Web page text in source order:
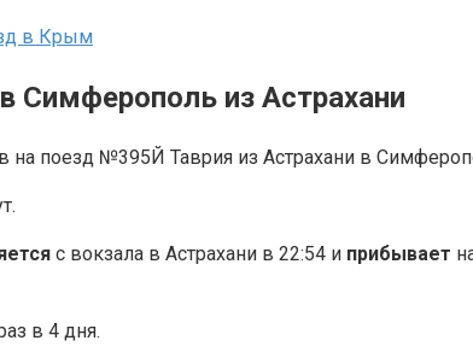
в Крым
Симферополь из Астрахани
на поезд №395Й Таврия из Астрахани в
с вокзала в Астрахани в 22:54 и прибывает
в 4 дня.